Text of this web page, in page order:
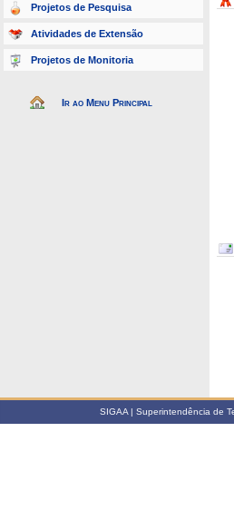
Projetos de Pesquisa
Atividades de Extensão
Projetos de Monitoria
Ir ao Menu Principal
SIGAA | Superintendência de